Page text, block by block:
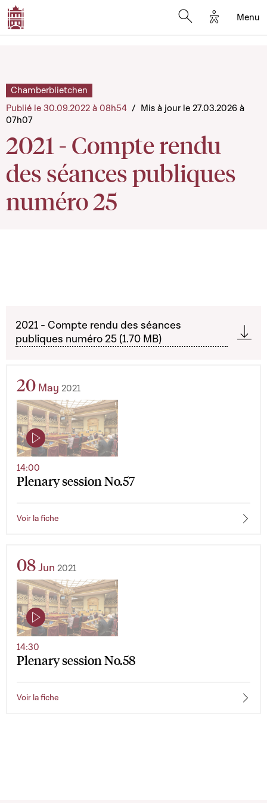
Options
Menu
2021 - Compte rendu
des séances publiques
numéro 25
Chamberblietchen
Publié le 30.09.2022 à 08h54 / Mis à jour le 27.03.2026 à
07h07
2021 - Compte rendu des séances
publiques numéro 25 (1.70 MB)
20 May 2021
Plenary session No.57
14:00
Voir la fiche
08Jun 2021
Plenary session No.58
14:30
Voir la fiche